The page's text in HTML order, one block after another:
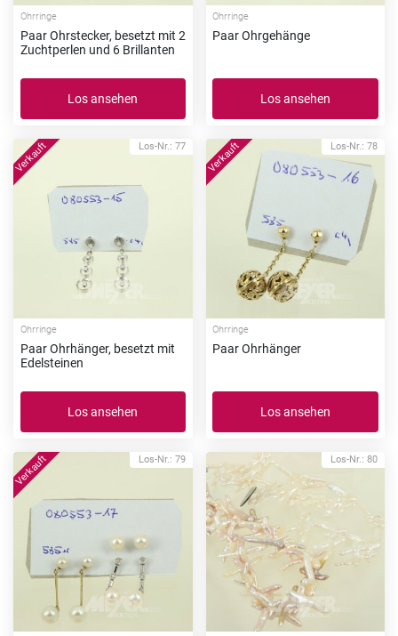
Ohrringe
Paar Ohrstecker, besetzt mit 2
Zuchtperlen und 6 Brillanten
Los ansehen
Ohrringe
Paar Ohrgehänge
Los ansehen
Los-Nr.: 77
Ohrringe
Paar Ohrhänger, besetzt mit
Edelsteinen
Los ansehen
Los-Nr.: 78
Ohrringe
Paar Ohrhänger
Los ansehen
Los-Nr.: 79 Los-Nr.: 80